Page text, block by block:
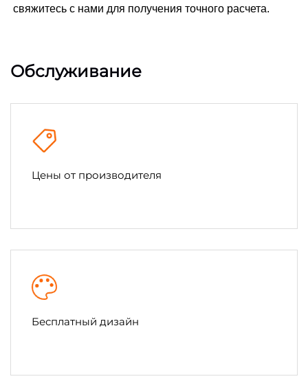
свяжитесь с нами для получения точного расчета.
Обслуживание
Цены от производителя
Бесплатный дизайн